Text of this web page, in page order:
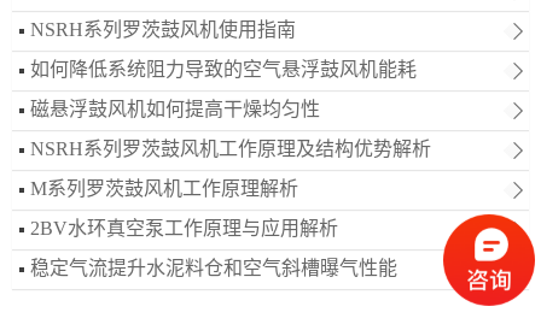
NSRH系列罗茨鼓风机使用指南
如何降低系统阻力导致的空气悬浮鼓风机能耗
磁悬浮鼓风机如何提高干燥均匀性
NSRH系列罗茨鼓风机工作原理及结构优势解析
M系列罗茨鼓风机工作原理解析
2BV水环真空泵工作原理与应用解析
稳定气流提升水泥料仓和空气斜槽曝气性能